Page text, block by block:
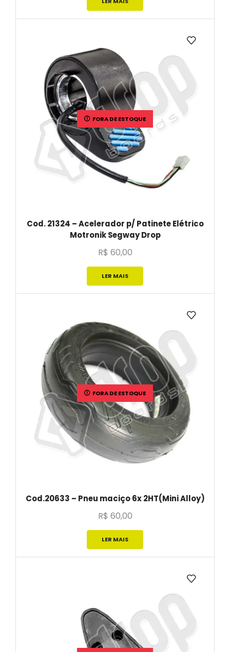
FORA DE ESTOQUE
Cod. 21324 – Acelerador p/ Patinete Elétrico
Motronik Segway Drop
R$ 60,00
LER MAIS
FORA DE ESTOQUE
Cod.20633 – Pneu maciço 6x 2HT(Mini Alloy)
R$ 60,00
LER MAIS